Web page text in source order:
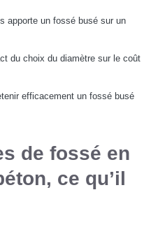
apporte un fossé busé sur un
du choix du diamètre sur le coût
efficacement un fossé busé
de fossé en
ce qu’il